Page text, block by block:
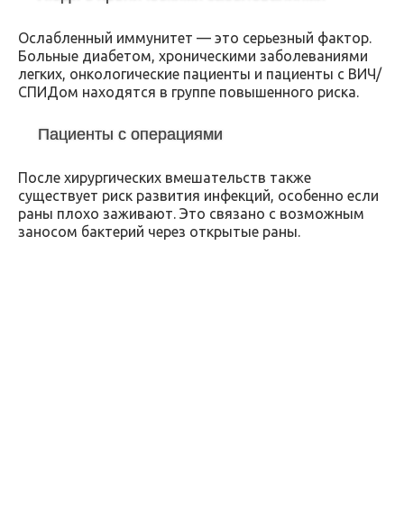
Ослабленный иммунитет — это серьезный фактор.
Больные диабетом, хроническими заболеваниями
легких, онкологические пациенты и пациенты с ВИЧ/
СПИДом находятся в группе повышенного риска.
Пациенты с операциями
После хирургических вмешательств также
существует риск развития инфекций, особенно если
раны плохо заживают. Это связано с возможным
заносом бактерий через открытые раны.